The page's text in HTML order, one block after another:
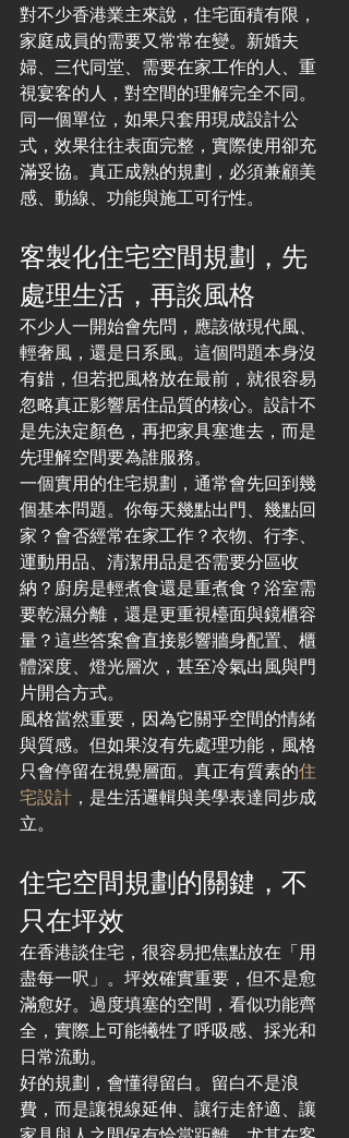
對不少香港業主來說，住宅面積有限，
家庭成員的需要又常常在變。新婚夫
婦、三代同堂、需要在家工作的人、重
視宴客的人，對空間的理解完全不同。
同一個單位，如果只套用現成設計公
式，效果往往表面完整，實際使用卻充
滿妥協。真正成熟的規劃，必須兼顧美
感、動線、功能與施工可行性。
客製化住宅空間規劃，先
處理生活，再談風格
不少人一開始會先問，應該做現代風、
輕奢風，還是日系風。這個問題本身沒
有錯，但若把風格放在最前，就很容易
忽略真正影響居住品質的核心。設計不
是先決定顏色，再把家具塞進去，而是
先理解空間要為誰服務。
一個實用的住宅規劃，通常會先回到幾
個基本問題。你每天幾點出門、幾點回
家？會否經常在家工作？衣物、行李、
運動用品、清潔用品是否需要分區收
納？廚房是輕煮食還是重煮食？浴室需
要乾濕分離，還是更重視檯面與鏡櫃容
量？這些答案會直接影響牆身配置、櫃
體深度、燈光層次，甚至冷氣出風與門
片開合方式。
風格當然重要，因為它關乎空間的情緒
與質感。但如果沒有先處理功能，風格
只會停留在視覺層面。真正有質素的住
宅設計 ，是生活邏輯與美學表達同步成
立。
住宅空間規劃的關鍵，不
只在坪效
在香港談住宅，很容易把焦點放在「用
盡每一呎」。坪效確實重要，但不是愈
滿愈好。過度填塞的空間，看似功能齊
全，實際上可能犧牲了呼吸感、採光和
日常流動。
好的規劃，會懂得留白。留白不是浪
費，而是讓視線延伸、讓行走舒適、讓